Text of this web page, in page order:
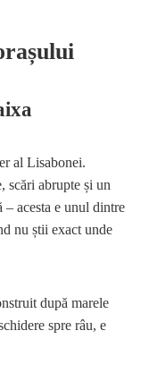
al Lisabonei.
scări abrupte și un
– acesta e unul dintre
nu știi exact unde
după marele
spre râu, e